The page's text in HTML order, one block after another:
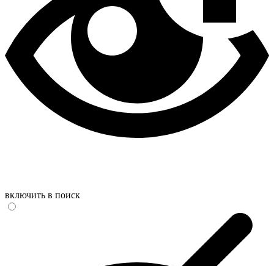
включить в поиск